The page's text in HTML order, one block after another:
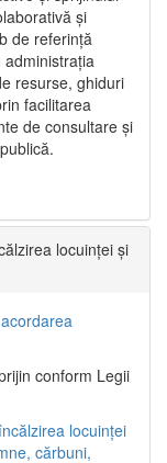
și
de referință
resurse, ghiduri
facilitarea
de consultare și
locuinței și
conform Legii
locuinței
cărbuni,